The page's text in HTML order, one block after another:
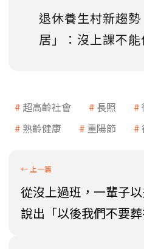
退休養生村新趨
居」：沒上課不
超高齡社會 長照
熟齡健康
重陽節
從沒上過班，一輩子
說出「以後我們不要葬